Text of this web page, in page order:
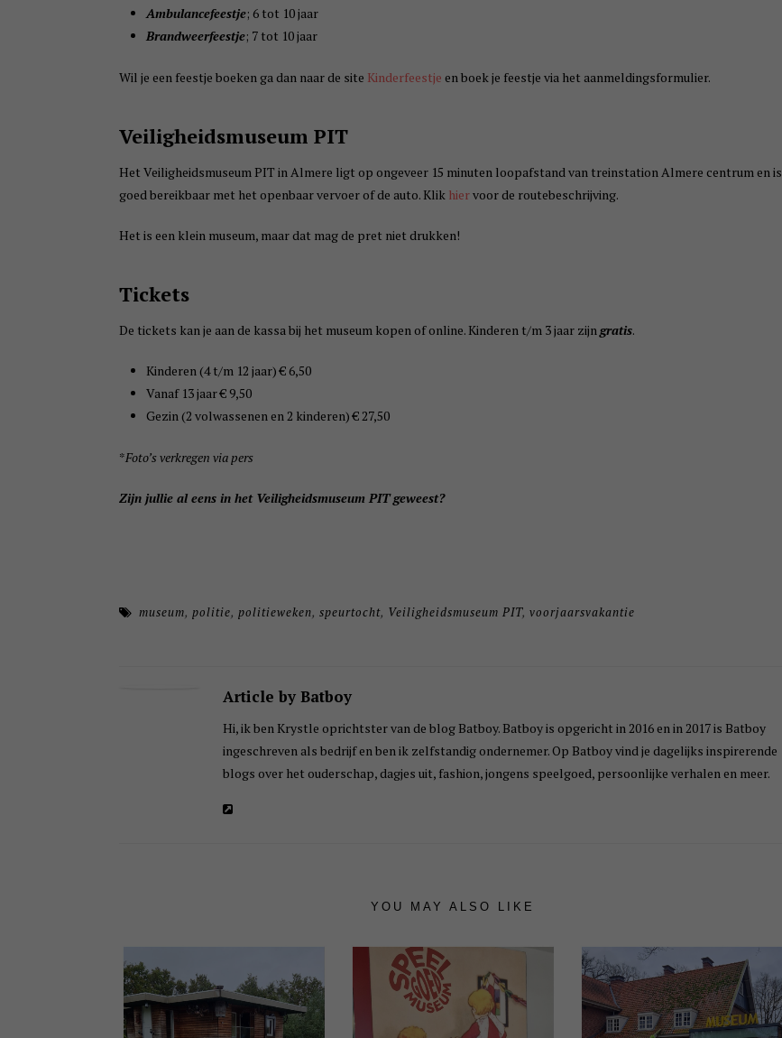
Ambulancefeestje; 6 tot 10 jaar
Brandweerfeestje; 7 tot 10 jaar
Wil je een feestje boeken ga dan naar de site Kinderfeestje en boek je feestje via het aanmeldingsformulier.
Veiligheidsmuseum PIT
Het Veiligheidsmuseum PIT in Almere ligt op ongeveer 15 minuten loopafstand van treinstation Almere centrum en is
goed bereikbaar met het openbaar vervoer of de auto. Klik hiervoor de routebeschrijving.
Het is een klein museum, maar dat mag de pret niet drukken!
Tickets
De tickets kan je aan de kassa bij het museum kopen of online. Kinderen t/m 3 jaar zijngratis.
Kinderen (4 t/m 12 jaar) € 6,50
Vanaf 13 jaar € 9,50
Gezin (2 volwassenen en 2 kinderen) € 27,50
*Foto’s verkregen via pers
Zijn jullie al eens in het Veiligheidsmuseum PIT geweest?
museum,politie,politieweken,speurtocht, Veiligheidsmuseum PIT,voorjaarsvakantie
Article by Batboy
Hi, ik ben Krystle oprichtster van de blog Batboy. Batboy is opgericht in 2016 en in 2017 is Batboy
ingeschreven als bedrijf en ben ik zelfstandig ondernemer. Op Batboy vind je dagelijks inspirerende
blogs over het ouderschap, dagjes uit, fashion, jongens speelgoed, persoonlijke verhalen en meer.
YOU MAY ALSO LIKE